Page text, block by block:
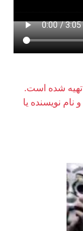
تهیه شده است.
نام نویسنده یا